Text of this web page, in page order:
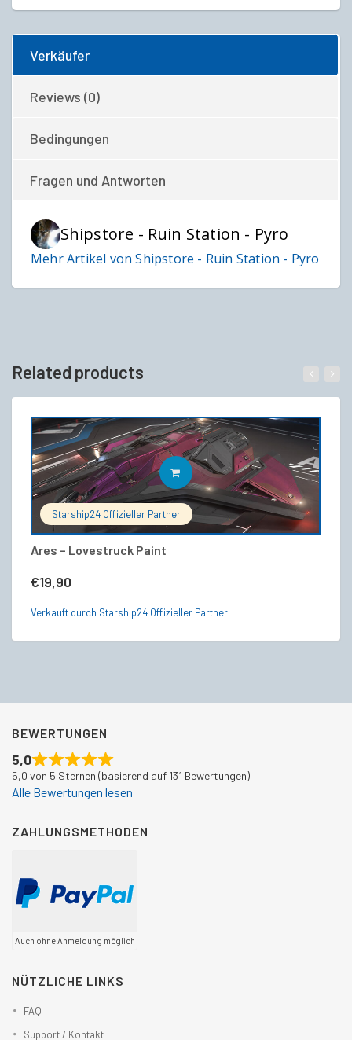
Verkäufer
Reviews (0)
Bedingungen
Fragen und Antworten
Shipstore - Ruin Station - Pyro
Mehr Artikel von Shipstore - Ruin Station - Pyro
Related products
Starship24 Offizieller Partner
Ares – Lovestruck Paint
€19,90
IN DEN WARENKORB
Verkauft durch Starship24 Offizieller Partner
BEWERTUNGEN
5,0
5,0 von 5 Sternen (basierend auf 131 Bewertungen)
Alle Bewertungen lesen
ZAHLUNGSMETHODEN
Auch ohne Anmeldung möglich
NÜTZLICHE LINKS
FAQ
Support / Kontakt